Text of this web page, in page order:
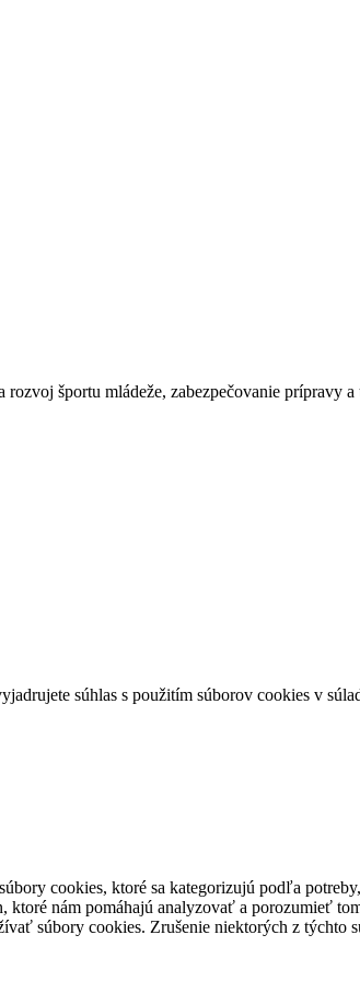
športu mládeže, zabezpečovanie prípravy
súhlas s použitím súborov cookies v
cookies, ktoré sa kategorizujú podľa
nám pomáhajú analyzovať a porozumieť
súbory cookies. Zrušenie niektorých z týchto